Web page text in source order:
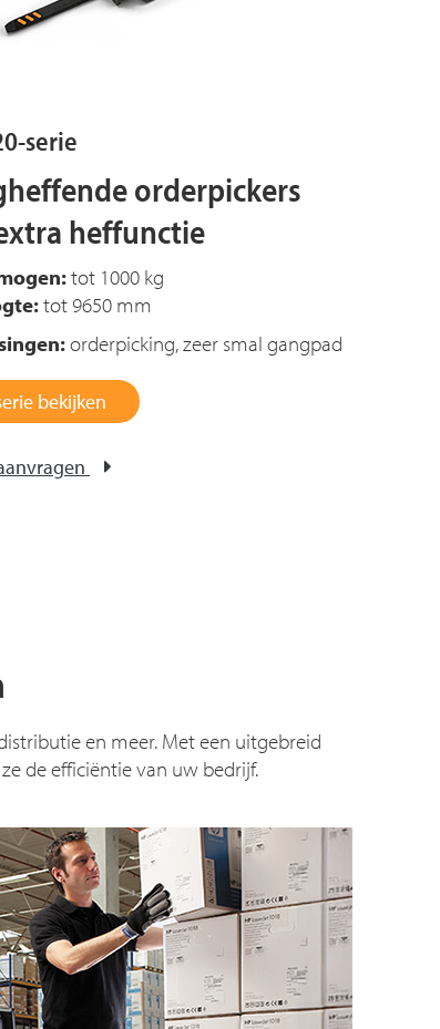
serie
orderpickers
heffunctie
tot 1000 kg
tot 9650 mm
orderpicking, zeer smal gangpad
bekijken
en meer. Met een uitgebreid
de efficiëntie van uw bedrijf.